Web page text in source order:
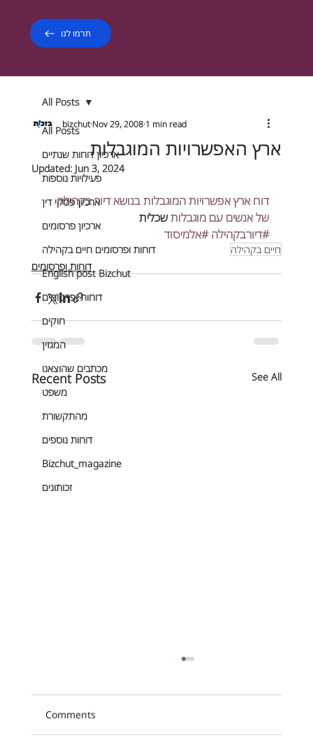
תרמו לנו
All Posts
ארכיון דוחות שנתיים
פעילויות נוספות
ארכיון פסקי דין
ארכיון פרסומים
דוחות ופרסומים חיים בקהילה
English post Bizchut
דוחות ופרסומים
חוקים
המגזין
מכתבים שהוצאנו
משפט
מהתקשורת
דוחות נוספים
Bizchut_magazine
זכותונים
All Posts
ארץ האפשרויות המוגבלות
bizchutNov 29, 20081 min read
Updated: Jun 3, 2024
דוח ארץ אפשרויות המוגבלות בנושא דיור בקהילה
של אנשים עם מוגבלות שכלית
#דיורבקהילה #אלמיסוד
חיים בקהילה
דוחות ופרסומים
Recent Posts See All
Comments